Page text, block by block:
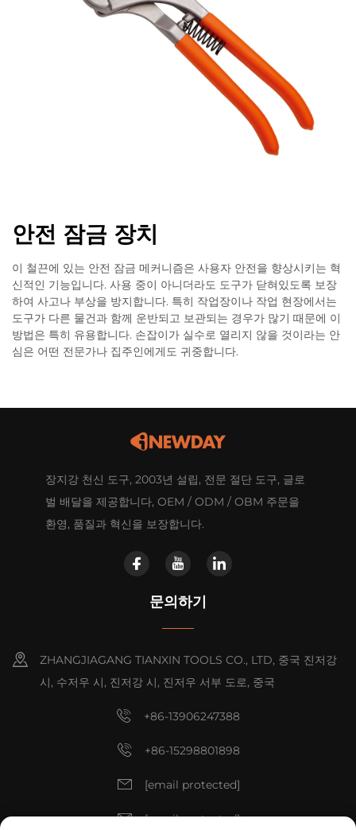
안전 잠금 장치
이 철끈에 있는 안전 잠금 메커니즘은 사용자 안전을 향상시키는 혁
신적인 기능입니다. 사용 중이 아니더라도 도구가 닫혀있도록 보장
하여 사고나 부상을 방지합니다. 특히 작업장이나 작업 현장에서는
도구가 다른 물건과 함께 운반되고 보관되는 경우가 많기 때문에 이
방법은 특히 유용합니다. 손잡이가 실수로 열리지 않을 것이라는 안
심은 어떤 전문가나 집주인에게도 귀중합니다.
장지강 천신 도구, 2003년 설립, 전문 절단 도구, 글로
벌 배달을 제공합니다, OEM / ODM / OBM 주문을
환영, 품질과 혁신을 보장합니다.
문의하기
ZHANGJIAGANG TIANXIN TOOLS CO., LTD, 중국 진저강
시, 수저우 시, 진저강 시, 진저우 서부 도로, 중국
+86-13906247388
+86-15298801898
[email protected]
[email protected]